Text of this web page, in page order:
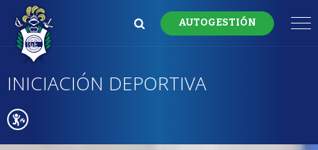
AUTOGESTIÓN
INICIACIÓN DEPORTIVA